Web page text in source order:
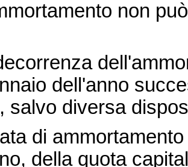
non
dell'anno
salvo diversa
di ammortamento
della quota